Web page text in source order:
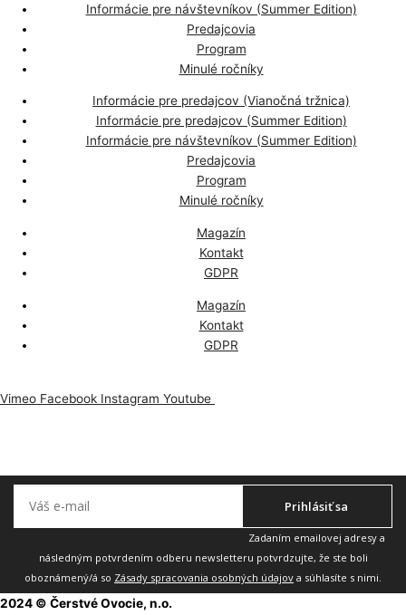
Informácie pre návštevníkov (Summer Edition)
Predajcovia
Program
Minulé ročníky
Informácie pre predajcov (Vianočná tržnica)
Informácie pre predajcov (Summer Edition)
Informácie pre návštevníkov (Summer Edition)
Predajcovia
Program
Minulé ročníky
Magazín
Kontakt
GDPR
Magazín
Kontakt
GDPR
Vimeo Facebook Instagram Youtube
Prihlásiť sa
Zadaním emailovej adresy a
následným potvrdením odberu newsletteru potvrdzujte, že ste boli
oboznámený/á so Zásady spracovania osobných údajov a súhlasíte s nimi.
2024 © Čerstvé Ovocie, n.o.